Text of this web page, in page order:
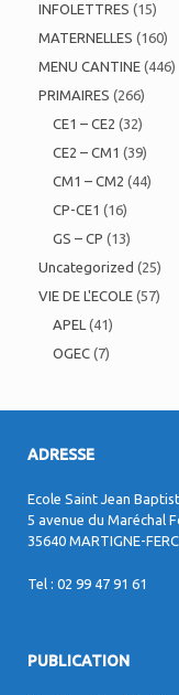
INFOLETTRES (15)
MATERNELLES (160)
MENU CANTINE (446)
PRIMAIRES (266)
CE1 – CE2 (32)
CE2 – CM1 (39)
CM1 – CM2 (44)
CP-CE1 (16)
GS – CP (13)
Uncategorized (25)
VIE DE L'ECOLE (57)
APEL (41)
OGEC (7)
ADRESSE
Ecole Saint Jean
5 avenue du Maréchal
35640 MARTIGNE-
Tel : 02 99 47 91 61
PUBLICATION